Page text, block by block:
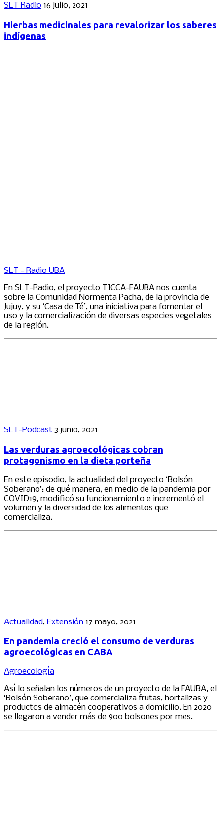
SLT Radio 16 julio, 2021
Hierbas medicinales para revalorizar los saberes
indígenas
SLT - Radio UBA
En SLT-Radio, el proyecto TICCA-FAUBA nos cuenta
sobre la Comunidad Normenta Pacha, de la provincia de
Jujuy, y su ‘Casa de Té’, una iniciativa para fomentar el
uso y la comercialización de diversas especies vegetales
de la región.
SLT-Podcast 3 junio, 2021
Las verduras agroecológicas cobran
protagonismo en la dieta porteña
En este episodio, la actualidad del proyecto ‘Bolsón
Soberano’: de qué manera, en medio de la pandemia por
COVID19, modificó su funcionamiento e incrementó el
volumen y la diversidad de los alimentos que
comercializa.
Actualidad, Extensión 17 mayo, 2021
En pandemia creció el consumo de verduras
agroecológicas en CABA
Agroecología
Así lo señalan los números de un proyecto de la FAUBA, el
‘Bolsón Soberano’, que comercializa frutas, hortalizas y
productos de almacén cooperativos a domicilio. En 2020
se llegaron a vender más de 900 bolsones por mes.